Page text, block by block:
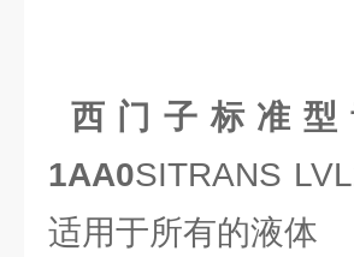
西门子标准型
1AA0SITRANS
适用于所有的液体